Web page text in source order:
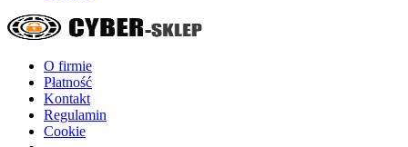
O firmie
Płatność
Kontakt
Regulamin
Cookie